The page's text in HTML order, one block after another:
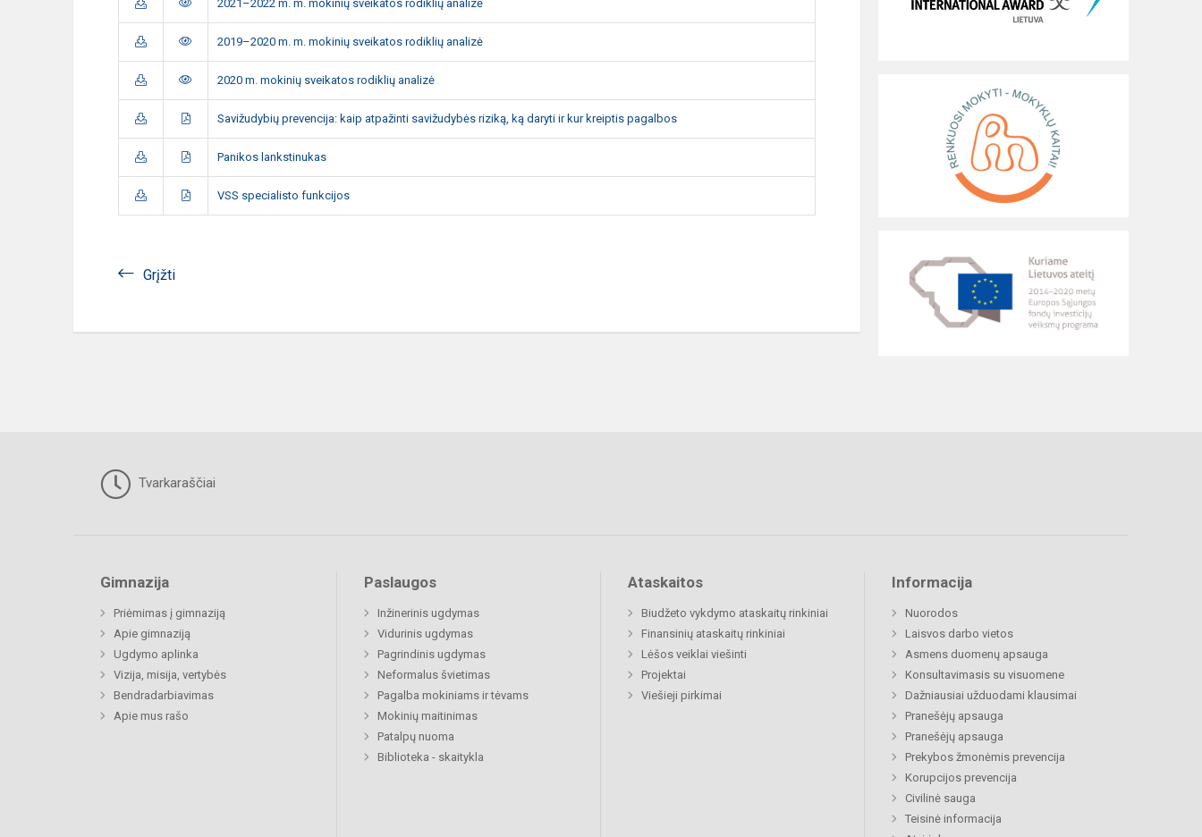
2021–2022 m. m. mokinių sveikatos rodiklių analizė
2019–2020 m. m. mokinių sveikatos rodiklių analizė
2020 m. mokinių sveikatos rodiklių analizė
Savižudybių prevencija: kaip atpažinti savižudybės riziką, ką daryti ir kur kreiptis pagalbos
Panikos lankstinukas
VSS specialisto funkcijos
Grįžti
Tvarkaraščiai
Gimnazija
Priėmimas į gimnaziją
Apie gimnaziją
Ugdymo aplinka
Vizija, misija, vertybės
Bendradarbiavimas
Apie mus rašo
Paslaugos
Inžinerinis ugdymas
Vidurinis ugdymas
Pagrindinis ugdymas
Neformalus švietimas
Pagalba mokiniams ir tėvams
Mokinių maitinimas
Patalpų nuoma
Biblioteka - skaitykla
Ataskaitos
Biudžeto vykdymo ataskaitų rinkiniai
Finansinių ataskaitų rinkiniai
Lėšos veiklai viešinti
Projektai
Viešieji pirkimai
Informacija
Nuorodos
Laisvos darbo vietos
Asmens duomenų apsauga
Konsultavimasis su visuomene
Dažniausiai užduodami klausimai
Pranešėjų apsauga
Pranešėjų apsauga
Prekybos žmonėmis prevencija
Korupcijos prevencija
Civilinė sauga
Teisinė informacija